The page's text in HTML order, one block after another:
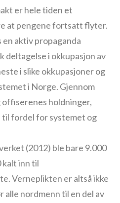
er hele tiden et
at pengene fortsatt flyter.
en aktiv propaganda
deltagelse i okkupasjon av
i slike okkupasjoner og
i Norge. Gjennom
holdninger,
til fordel for systemet og
(2012) ble bare 9.000
kalt inn til
Verneplikten er altså ikke
alle nordmenn til en del av